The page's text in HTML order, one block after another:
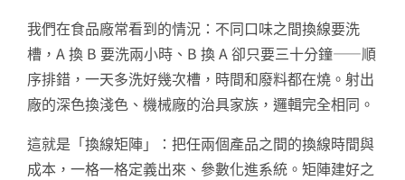
我們在食品廠常看到的情況：不同口味之間換線要洗
槽，A 換 B 要洗兩小時、B 換 A 卻只要三十分鐘——順
序排錯，一天多洗好幾次槽，時間和廢料都在燒。射出
廠的深色換淺色、機械廠的治具家族，邏輯完全相同。
這就是「換線矩陣」：把任兩個產品之間的換線時間與
成本，一格一格定義出來、參數化進系統。矩陣建好之